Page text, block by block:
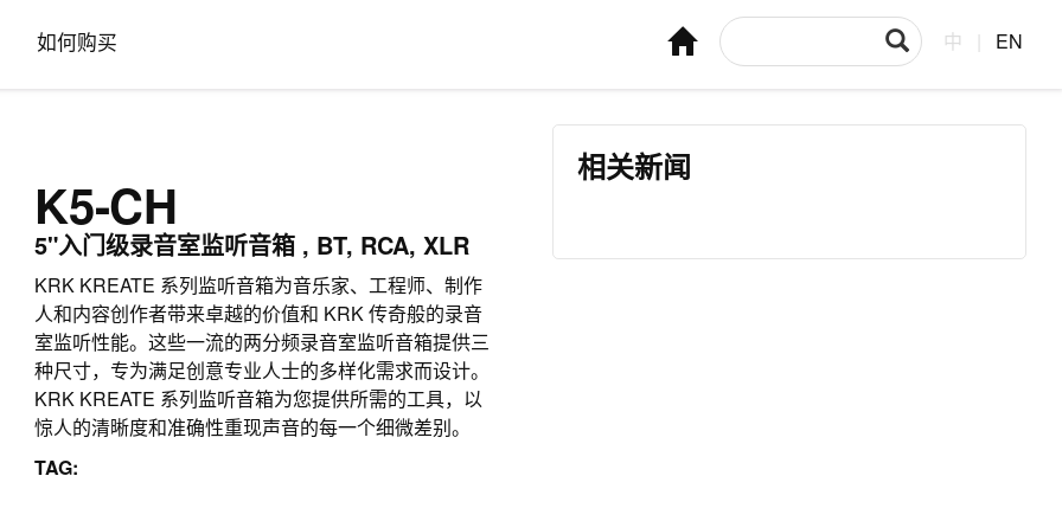
如何购买 中 EN
K5-CH
5"入门级录音室监听音箱 , BT, RCA, XLR
KRK KREATE 系列监听音箱为音乐家、工程师、制作
人和内容创作者带来卓越的价值和 KRK 传奇般的录音
室监听性能。这些一流的两分频录音室监听音箱提供三
种尺寸，专为满足创意专业人士的多样化需求而设计。
KRK KREATE 系列监听音箱为您提供所需的工具，以
惊人的清晰度和准确性重现声音的每一个细微差别。
TAG:
相关新闻